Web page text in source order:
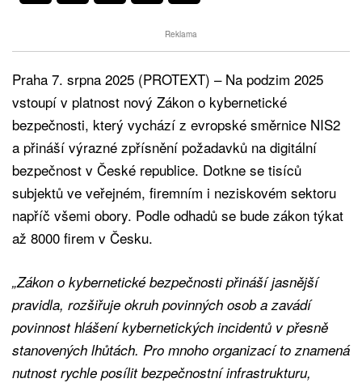
Reklama
Praha 7. srpna 2025 (PROTEXT) – Na podzim 2025
vstoupí v platnost nový Zákon o kybernetické
bezpečnosti, který vychází z evropské směrnice NIS2
a přináší výrazné zpřísnění požadavků na digitální
bezpečnost v České republice. Dotkne se tisíců
subjektů ve veřejném, ﬁremním i neziskovém sektoru
napříč všemi obory. Podle odhadů se bude zákon týkat
až 8000 ﬁrem v Česku.
„Zákon o kybernetické bezpečnosti přináší jasnější
pravidla, rozšiřuje okruh povinných osob a zavádí
povinnost hlášení kybernetických incidentů v přesně
stanovených lhůtách. Pro mnoho organizací to znamená
nutnost rychle posílit bezpečnostní infrastrukturu,